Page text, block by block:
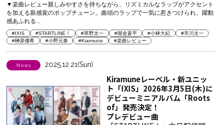
▼楽曲レビュー親しみやすさを持ちながら、リズミカルなラップがアクセント
を加える新感覚のポップチューン。曲頭のラップで一気に惹きつけられ、躍動
感あふれる...
#IXIS #STARTLINE！ #草野太一 #堀金蒼平 #小林大紀
#市川太一
#榊原優希
#小野元春 #Kiarmune #楽曲レビュー
News 2025.12.21(Sun)
Kiramuneレーベル・新ユニッ
ト「IXIS」2026年3月5日(木)に
デビューミニアルバム「Roots
of」発売決定！
プレデビュー曲